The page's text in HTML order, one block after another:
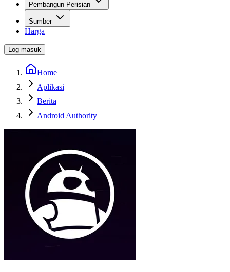
Pembangun Perisian
Sumber
Harga
Log masuk
Home
Aplikasi
Berita
Android Authority